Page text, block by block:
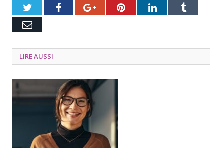
TwitterFacebookGoogle+PinterestLinkedInTumblr
Email
LIRE AUSSI
23 juin 2021